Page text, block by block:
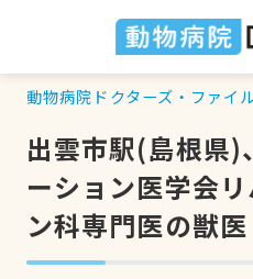
動物病院ドクターズ・ファイ
出雲市駅(島根県)
ーション医学会
ン科専門医の獣